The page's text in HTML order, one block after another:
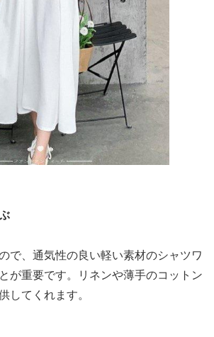
で、通気性の良い軽い素材のシャツワ
が重要です。リネンや薄手のコットン
してくれます。